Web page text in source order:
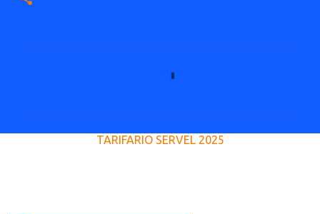
TARIFARIO SERVEL 2025